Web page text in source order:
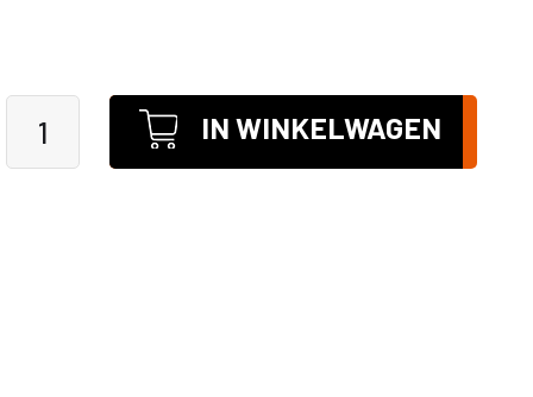
IN WINKELWAGEN